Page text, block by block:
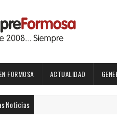
EN FORMOSA ACTUALIDAD
Noticias